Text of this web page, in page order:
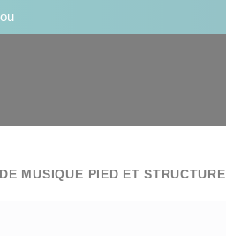
MUSIQUE PIED ET STRUCTURE